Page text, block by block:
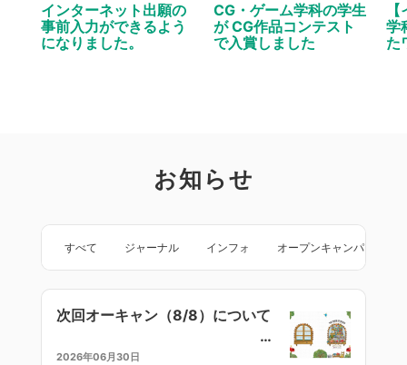
インターネット出願の
事前入力ができるよう
になりました。
CG・ゲーム学科の学生
が CG作品コンテスト
で入賞しました
学
た
お知らせ
すべて ジャーナル インフォ オープンキャンパス
次回オーキャン（8/8）について
2026年06月30日